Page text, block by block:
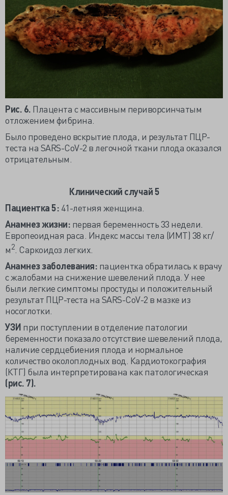
Рис. 6. Плацента с массивным периворсинчатым
отложением фибрина.
Было проведено вскрытие плода, и результат ПЦР-
теста на SARS-CoV-2 в легочной ткани плода оказался
отрицательным.
Клинический случай 5
Пациентка 5: 41-летняя женщина.
Анамнез жизни: первая беременность 33 недели.
Европеоидная раса. Индекс массы тела (ИМТ) 38 кг/
м2 . Саркоидоз легких.
Анамнез заболевания: пациентка обратилась к врачу
с жалобами на снижение шевелений плода. У нее
были легкие симптомы простуды и положительный
результат ПЦР-теста на SARS-CoV-2 в мазке из
носоглотки.
УЗИ при поступлении в отделение патологии
беременности показало отсутствие шевелений плода,
наличие сердцебиения плода и нормальное
количество околоплодных вод. Кардиотокография
(КТГ) была интерпретирована как патологическая
(рис. 7).